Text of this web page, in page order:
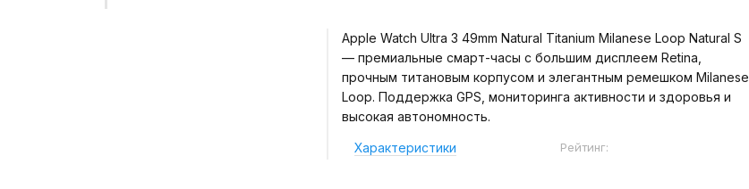
Apple Watch Ultra 3 49mm Natural Titanium Milanese Loop Natural S
— премиальные смарт-часы с большим дисплеем Retina,
прочным титановым корпусом и элегантным ремешком Milanese
Loop. Поддержка GPS, мониторинга активности и здоровья и
высокая автономность.
Характеристики Рейтинг: